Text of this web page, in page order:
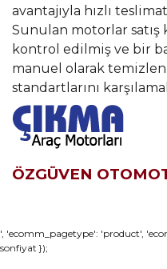
avantajıyla hızlı
Sunulan motorlar
kontrol edilmiş ve bir
manuel olarak
standartlarını
ÖZGÜVEN
Bu ürünün fiyat bilgisi,
konularda yetersiz
', 'ecomm_pagetype': 'product',
sonfiyat });